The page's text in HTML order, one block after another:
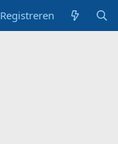
Registreren